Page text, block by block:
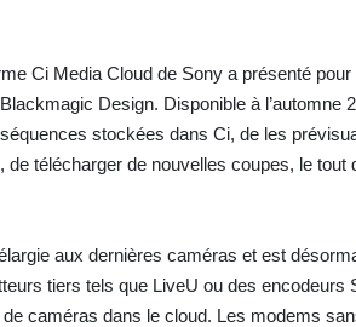
Ci Media Cloud de Sony a présenté
Design. Disponible à l’automne
stockées dans Ci, de les
télécharger de nouvelles coupes, le tout
aux dernières caméras et est
tiers tels que LiveU ou des encodeurs
caméras dans le cloud. Les modems